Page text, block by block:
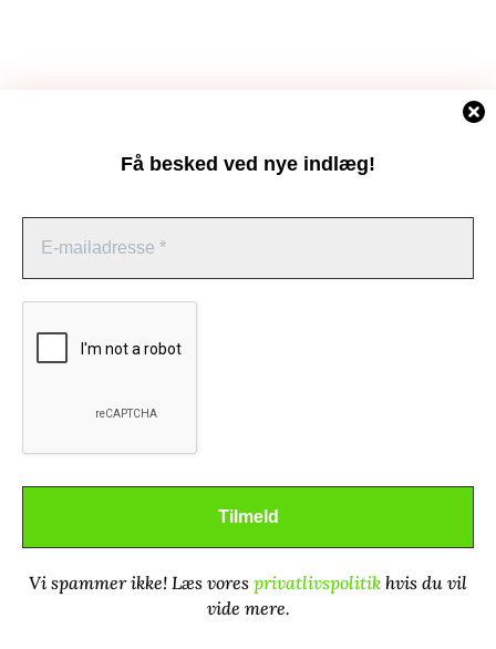
Administrer samtykke
For at give dig de bedste oplevelser bruger vi teknologier som cookies til
at gemme og/eller få adgang til enhedsoplysninger. Hvis du giver dit
dit samtykke eller trækker dit samtykke tilbage, kan det have en negativ
Afvis
Se præferencer
Få besked ved nye indlæg!
Vi spammer ikke! Læs vores privatlivspolitik hvis du vil
vide mere.
Indsend Kommentar